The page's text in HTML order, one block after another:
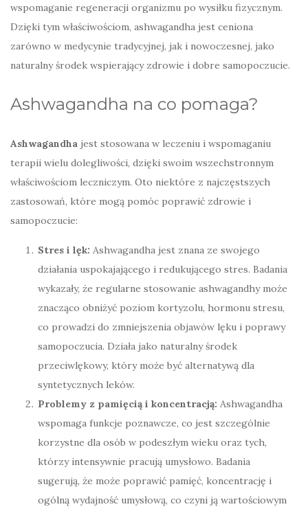
wspomaganie regeneracji organizmu po wysiłku fizycznym.
Dzięki tym właściwościom, ashwagandha jest ceniona
zarówno w medycynie tradycyjnej, jak i nowoczesnej, jako
naturalny środek wspierający zdrowie i dobre samopoczucie.
Ashwagandha na co pomaga?
Ashwagandha jest stosowana w leczeniu i wspomaganiu
terapii wielu dolegliwości, dzięki swoim wszechstronnym
właściwościom leczniczym. Oto niektóre z najczęstszych
zastosowań, które mogą pomóc poprawić zdrowie i
samopoczucie:
Stres i lęk: Ashwagandha jest znana ze swojego
działania uspokajającego i redukującego stres. Badania
wykazały, że regularne stosowanie ashwagandhy może
znacząco obniżyć poziom kortyzolu, hormonu stresu,
co prowadzi do zmniejszenia objawów lęku i poprawy
samopoczucia. Działa jako naturalny środek
przeciwlękowy, który może być alternatywą dla
syntetycznych leków.
Problemy z pamięcią i koncentracją: Ashwagandha
wspomaga funkcje poznawcze, co jest szczególnie
korzystne dla osób w podeszłym wieku oraz tych,
którzy intensywnie pracują umysłowo. Badania
sugerują, że może poprawić pamięć, koncentrację i
ogólną wydajność umysłową, co czyni ją wartościowym